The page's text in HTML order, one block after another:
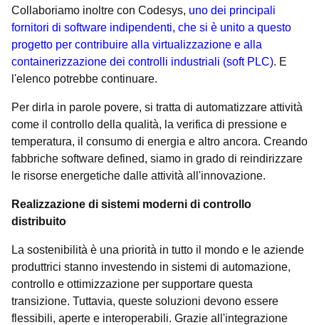
Collaboriamo inoltre con Codesys, uno dei principali
fornitori di software indipendenti, che si è unito a questo
progetto per contribuire alla virtualizzazione e alla
containerizzazione dei controlli industriali (soft PLC). E
l'elenco potrebbe continuare.
Per dirla in parole povere, si tratta di automatizzare attività
come il controllo della qualità, la verifica di pressione e
temperatura, il consumo di energia e altro ancora. Creando
fabbriche software defined, siamo in grado di reindirizzare
le risorse energetiche dalle attività all'innovazione.
Realizzazione di sistemi moderni di controllo
distribuito
La sostenibilità è una priorità in tutto il mondo e le aziende
produttrici stanno investendo in sistemi di automazione,
controllo e ottimizzazione per supportare questa
transizione. Tuttavia, queste soluzioni devono essere
flessibili, aperte e interoperabili. Grazie all'integrazione